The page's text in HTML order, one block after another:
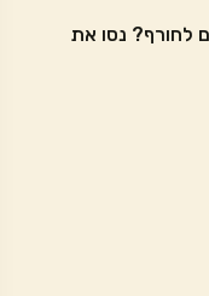
לחורף? נסו את